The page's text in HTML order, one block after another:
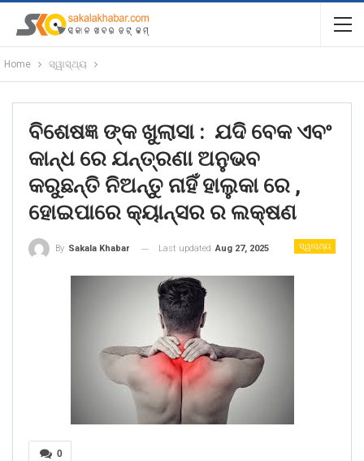
Home ସ୍ୱାସ୍ଥ୍ୟ
ବିଶେଷଜ୍ଞ ଙ୍କ ଖୁଲାସା : ଯଦି ବେକ ଏବଂ
କାନ୍ଧ ରେ ଯନ୍ତ୍ରଣା ଅନୁଭବ
କରୁଛନ୍ତି ନିଅନ୍ତୁ ନାହିଁ ହାଲୁକା ରେ ,
ହୋଇପାରେ କ୍ୟାନ୍ସର ର ଲକ୍ଷଣ
ସ୍ୱାସ୍ଥ୍ୟ
By Sakala Khabar Last updated Aug 27, 2025
0